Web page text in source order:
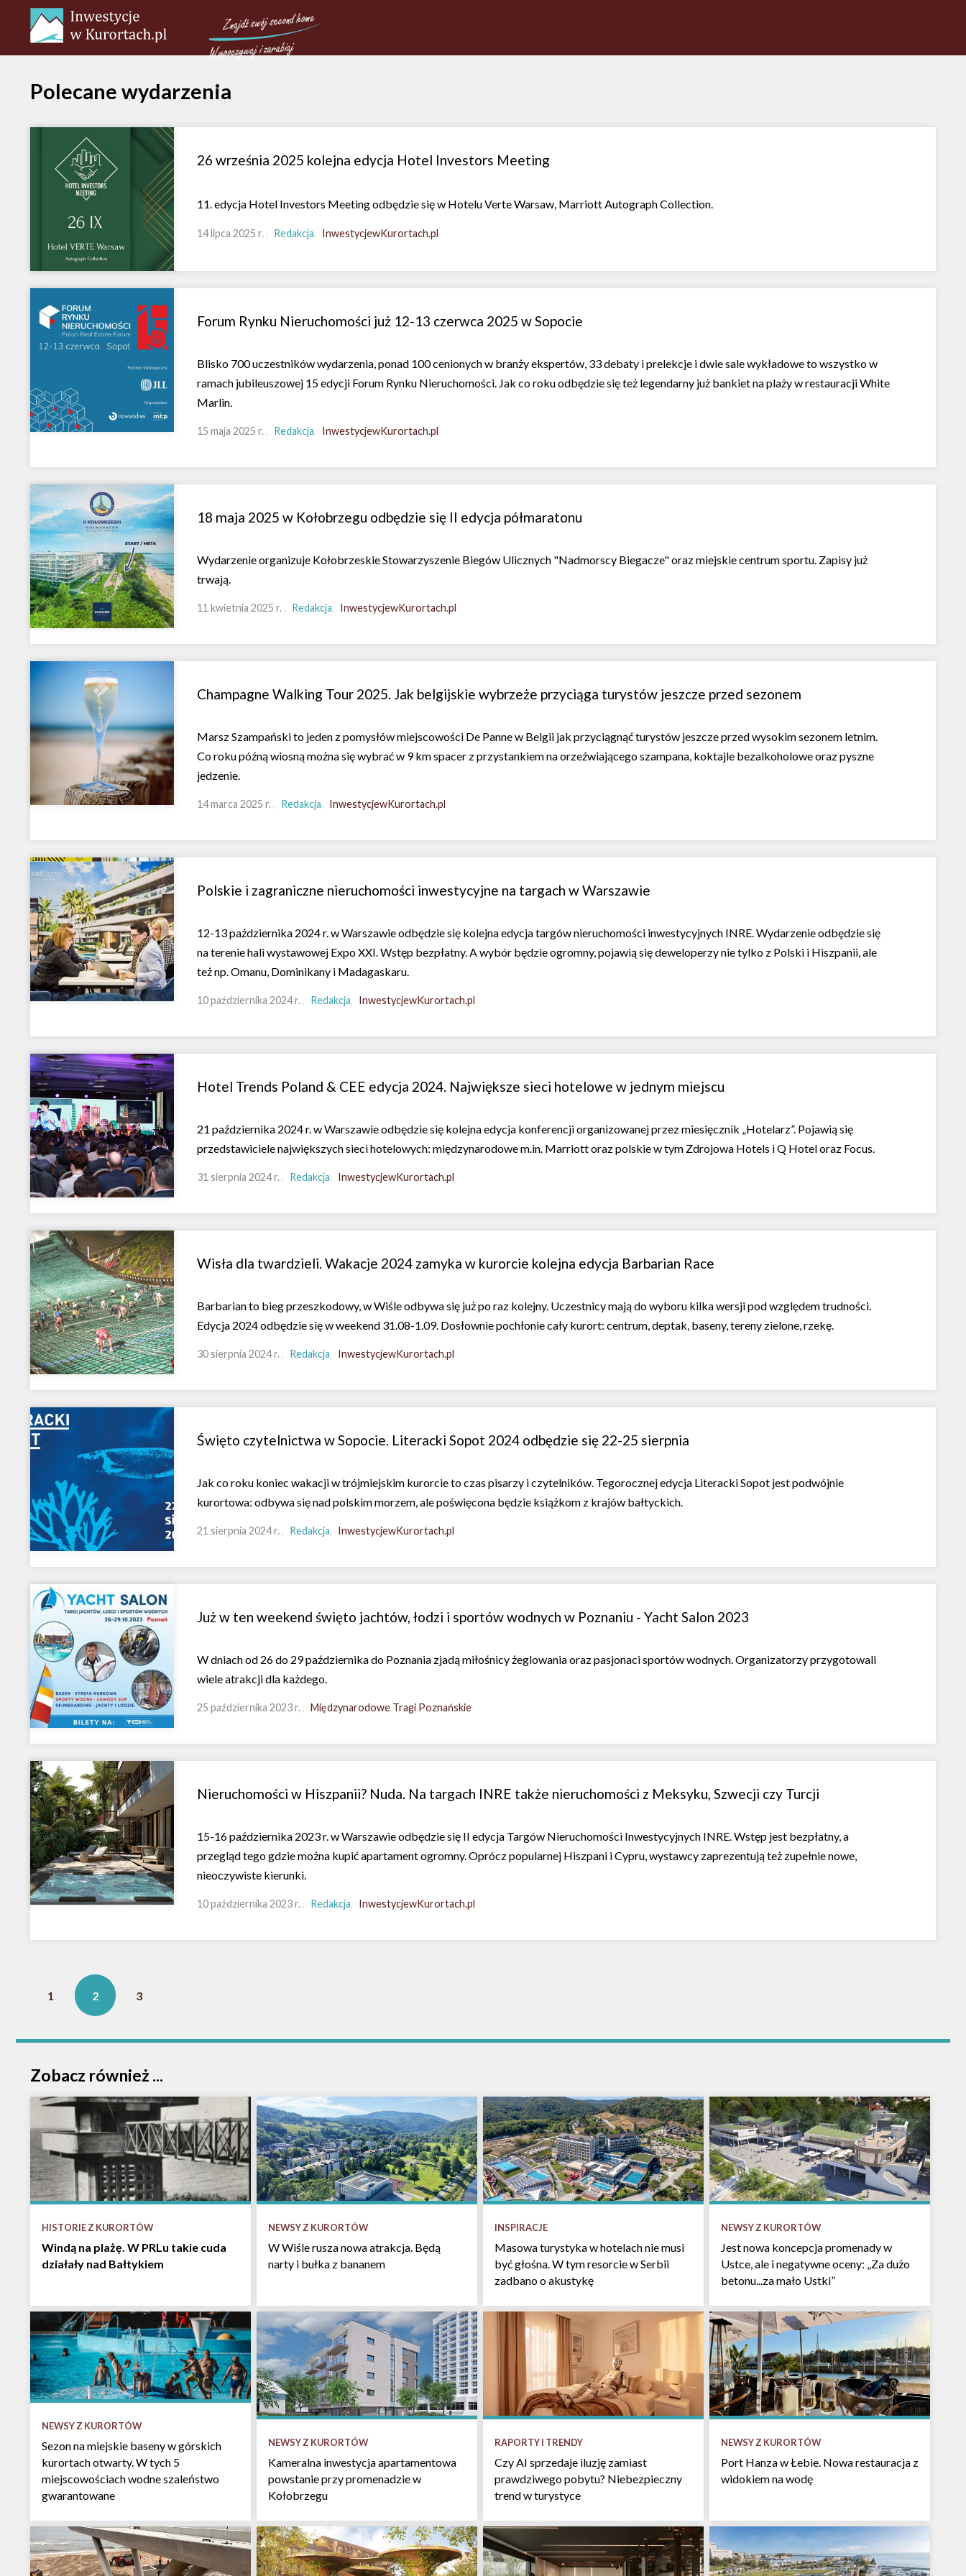
Polecane wydarzenia
26 września 2025 kolejna edycja Hotel Investors Meeting
11. edycja Hotel Investors Meeting odbędzie się w Hotelu Verte Warsaw, Marriott Autograph Collection.
14 lipca 2025 r. Redakcja InwestycjewKurortach.pl
Forum Rynku Nieruchomości już 12-13 czerwca 2025 w Sopocie
Blisko 700 uczestników wydarzenia, ponad 100 cenionych w branży ekspertów, 33 debaty i prelekcje i dwie sale wykładowe to wszystko w
ramach jubileuszowej 15 edycji Forum Rynku Nieruchomości. Jak co roku odbędzie się też legendarny już bankiet na plaży w restauracji White
Marlin.
15 maja 2025 r. Redakcja InwestycjewKurortach.pl
18 maja 2025 w Kołobrzegu odbędzie się II edycja półmaratonu
Wydarzenie organizuje Kołobrzeskie Stowarzyszenie Biegów Ulicznych "Nadmorscy Biegacze" oraz miejskie centrum sportu. Zapisy już
trwają.
11 kwietnia 2025 r. Redakcja InwestycjewKurortach.pl
Champagne Walking Tour 2025. Jak belgijskie wybrzeże przyciąga turystów jeszcze przed sezonem
Marsz Szampański to jeden z pomysłów miejscowości De Panne w Belgii jak przyciągnąć turystów jeszcze przed wysokim sezonem letnim.
Co roku późną wiosną można się wybrać w 9 km spacer z przystankiem na orzeźwiającego szampana, koktajle bezalkoholowe oraz pyszne
jedzenie.
14 marca 2025 r. Redakcja InwestycjewKurortach.pl
Polskie i zagraniczne nieruchomości inwestycyjne na targach w Warszawie
12-13 października 2024 r. w Warszawie odbędzie się kolejna edycja targów nieruchomości inwestycyjnych INRE. Wydarzenie odbędzie się
na terenie hali wystawowej Expo XXI. Wstęp bezpłatny. A wybór będzie ogromny, pojawią się deweloperzy nie tylko z Polski i Hiszpanii, ale
też np. Omanu, Dominikany i Madagaskaru.
10 października 2024 r. Redakcja InwestycjewKurortach.pl
Hotel Trends Poland & CEE edycja 2024. Największe sieci hotelowe w jednym miejscu
21 października 2024 r. w Warszawie odbędzie się kolejna edycja konferencji organizowanej przez miesięcznik „Hotelarz”. Pojawią się
przedstawiciele największych sieci hotelowych: międzynarodowe m.in. Marriott oraz polskie w tym Zdrojowa Hotels i Q Hotel oraz Focus.
31 sierpnia 2024 r. Redakcja InwestycjewKurortach.pl
Wisła dla twardzieli. Wakacje 2024 zamyka w kurorcie kolejna edycja Barbarian Race
Barbarian to bieg przeszkodowy, w Wiśle odbywa się już po raz kolejny. Uczestnicy mają do wyboru kilka wersji pod względem trudności.
Edycja 2024 odbędzie się w weekend 31.08-1.09. Dosłownie pochłonie cały kurort: centrum, deptak, baseny, tereny zielone, rzekę.
30 sierpnia 2024 r. Redakcja InwestycjewKurortach.pl
Święto czytelnictwa w Sopocie. Literacki Sopot 2024 odbędzie się 22-25 sierpnia
Jak co roku koniec wakacji w trójmiejskim kurorcie to czas pisarzy i czytelników. Tegorocznej edycja Literacki Sopot jest podwójnie
kurortowa: odbywa się nad polskim morzem, ale poświęcona będzie książkom z krajów bałtyckich.
21 sierpnia 2024 r. Redakcja InwestycjewKurortach.pl
Już w ten weekend święto jachtów, łodzi i sportów wodnych w Poznaniu - Yacht Salon 2023
W dniach od 26 do 29 października do Poznania zjadą miłośnicy żeglowania oraz pasjonaci sportów wodnych. Organizatorzy przygotowali
wiele atrakcji dla każdego.
25 października 2023 r. Międzynarodowe Tragi Poznańskie
Nieruchomości w Hiszpanii? Nuda. Na targach INRE także nieruchomości z Meksyku, Szwecji czy Turcji
15-16 października 2023 r. w Warszawie odbędzie się II edycja Targów Nieruchomości Inwestycyjnych INRE. Wstęp jest bezpłatny, a
przegląd tego gdzie można kupić apartament ogromny. Oprócz popularnej Hiszpani i Cypru, wystawcy zaprezentują też zupełnie nowe,
nieoczywiste kierunki.
10 października 2023 r. Redakcja InwestycjewKurortach.pl
1 2 3
Zobacz również ...
HISTORIE Z KURORTÓW
Windą na plażę. W PRLu takie cuda
działały nad Bałtykiem
NEWSY Z KURORTÓW
W Wiśle rusza nowa atrakcja. Będą
narty i bułka z bananem
INSPIRACJE
Masowa turystyka w hotelach nie musi
być głośna. W tym resorcie w Serbii
zadbano o akustykę
NEWSY Z KURORTÓW
Jest nowa koncepcja promenady w
Ustce, ale i negatywne oceny: „Za dużo
betonu...za mało Ustki”
NEWSY Z KURORTÓW
Sezon na miejskie baseny w górskich
kurortach otwarty. W tych 5
miejscowościach wodne szaleństwo
gwarantowane
NEWSY Z KURORTÓW
Kameralna inwestycja apartamentowa
powstanie przy promenadzie w
Kołobrzegu
RAPORTY I TRENDY
Czy AI sprzedaje iluzję zamiast
prawdziwego pobytu? Niebezpieczny
trend w turystyce
NEWSY Z KURORTÓW
Port Hanza w Łebie. Nowa restauracja z
widokiem na wodę